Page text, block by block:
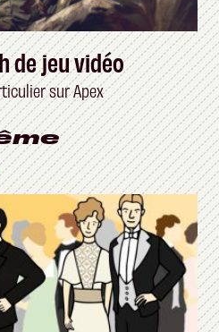
de jeu vidéo
sur Apex